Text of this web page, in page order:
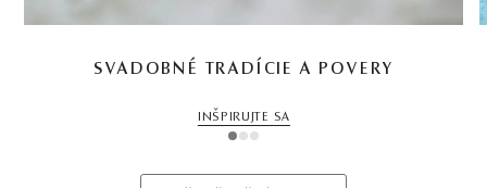
SVADOBNÉ TRADÍCIE A POVERY
INŠPIRUJTE SA
1 2 3